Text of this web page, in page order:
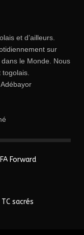
et d’ailleurs.
sur
dans le Monde. Nous
togolais.
Forward
sacrés